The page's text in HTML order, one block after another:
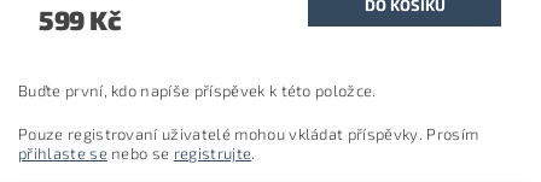
599 Kč
Buďte první, kdo napíše příspěvek k této položce.
Pouze registrovaní uživatelé mohou vkládat příspěvky. Prosím
přihlaste senebo se registrujte.